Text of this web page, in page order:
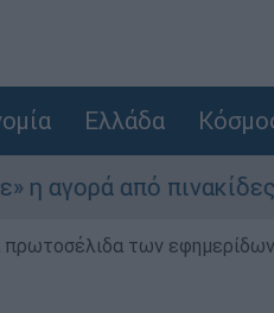
Ελλάδα
πινακίδες
πρωτοσέλιδα των εφημερίδων